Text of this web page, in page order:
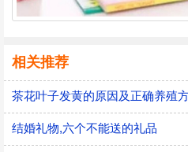
相关推荐
茶花叶子发黄的原因及正确养殖
结婚礼物,六个不能送的礼品